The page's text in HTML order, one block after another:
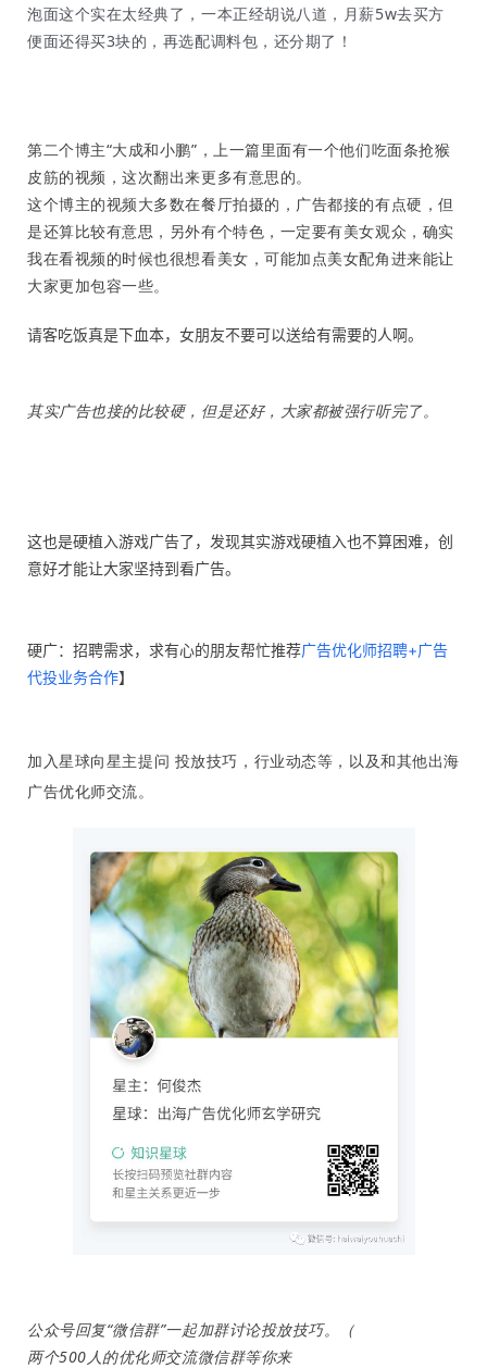
运
泡面这个实在太经典了，一本正经胡说八道，月薪5w去买方
便面还得买3块的，再选配调料包，还分期了！
第二个博主“大成和小鹏”，上一篇里面有一个他们吃面条抢猴
皮筋的视频，这次翻出来更多有意思的。
这个博主的视频大多数在餐厅拍摄的，广告都接的有点硬，但
是还算比较有意思，另外有个特色，一定要有美女观众，确实
我在看视频的时候也很想看美女，可能加点美女配角进来能让
大家更加包容一些。
请客吃饭真是下血本，女朋友不要可以送给有需要的人啊。
其实广告也接的比较硬，但是还好，大家都被强行听完了。
这也是硬植入游戏广告了，发现其实游戏硬植入也不算困难，创
意好才能让大家坚持到看广告。
硬广：招聘需求，求有心的朋友帮忙推荐广告优化师招聘+广告
代投业务合作】
加入星球向星主提问 投放技巧，行业动态等，以及和其他出海
广告优化师交流。
公众号回复“微信群”一起加群讨论投放技巧。（
两个500人的优化师交流微信群等你来